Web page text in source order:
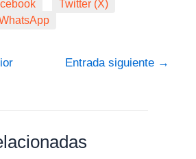
Twitter (X)
Entrada siguiente →